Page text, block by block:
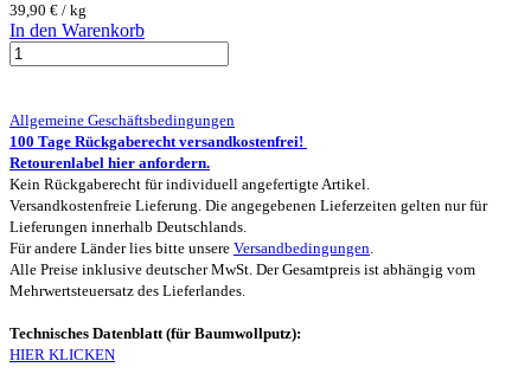
39,90 € / kg
In den Warenkorb
Allgemeine Geschäftsbedingungen
100 Tage Rückgaberecht versandkostenfrei!
Retourenlabel hier anfordern.
Kein Rückgaberecht für individuell angefertigte Artikel.
Versandkostenfreie Lieferung. Die angegebenen Lieferzeiten gelten nur für
Lieferungen innerhalb Deutschlands.
Für andere Länder lies bitte unsere Versandbedingungen.
Alle Preise inklusive deutscher MwSt. Der Gesamtpreis ist abhängig vom
Mehrwertsteuersatz des Lieferlandes.
Technisches Datenblatt (für Baumwollputz):
HIER KLICKEN